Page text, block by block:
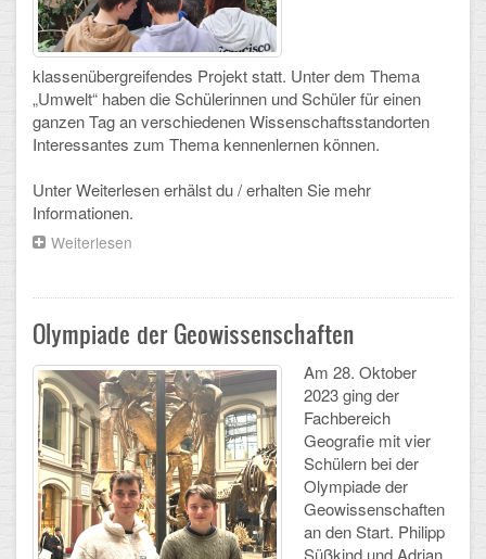
Gesellschaftswissenschaften
Mathematik, Informatik und Naturwissenschaften
Musische Fächer
ORGANISATION
Kurswahl 10. Kl.
Umwahl 11. Kl.
mPA
Wahlfächer
TERMINE
klassenübergreifendes Projekt statt. Unter dem Thema
„Umwelt“ haben die Schülerinnen und Schüler für einen
ganzen Tag an verschiedenen Wissenschaftsstandorten
Interessantes zum Thema kennenlernen können.
Unter Weiterlesen erhälst du / erhalten Sie mehr
Informationen.
Weiterlesen
anders
Olympiade der Geowissenschaften
Am 28. Oktober
2023 ging der
Fachbereich
Geografie mit vier
Schülern bei der
Olympiade der
Geowissenschaften
an den Start. Philipp